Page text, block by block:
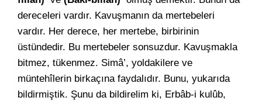
dereceleri vardır. Kavuşmanın da mertebeleri
vardır. Her derece, her mertebe, birbirinin
üstündedir. Bu mertebeler sonsuzdur. Kavuşmakla
bitmez, tükenmez. Simâ’, yoldakilere ve
müntehîlerin birkaçına faydalıdır. Bunu, yukarıda
bildirmiştik. Şunu da bildirelim ki, Erbâb-i kulûb,